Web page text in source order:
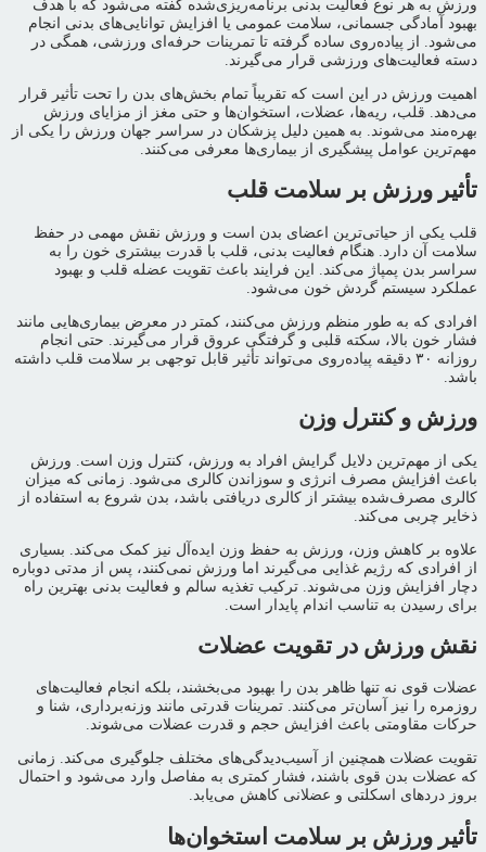
ورزش به هر نوع فعالیت بدنی برنامه‌ریزی‌شده گفته می‌شود که با هدف
بهبود آمادگی جسمانی، سلامت عمومی یا افزایش توانایی‌های بدنی انجام
می‌شود. از پیاده‌روی ساده گرفته تا تمرینات حرفه‌ای ورزشی، همگی در
دسته فعالیت‌های ورزشی قرار می‌گیرند.
اهمیت ورزش در این است که تقریباً تمام بخش‌های بدن را تحت تأثیر قرار
می‌دهد. قلب، ریه‌ها، عضلات، استخوان‌ها و حتی مغز از مزایای ورزش
بهره‌مند می‌شوند. به همین دلیل پزشکان در سراسر جهان ورزش را یکی از
مهم‌ترین عوامل پیشگیری از بیماری‌ها معرفی می‌کنند.
تأثیر ورزش بر سلامت قلب
قلب یکی از حیاتی‌ترین اعضای بدن است و ورزش نقش مهمی در حفظ
سلامت آن دارد. هنگام فعالیت بدنی، قلب با قدرت بیشتری خون را به
سراسر بدن پمپاژ می‌کند. این فرایند باعث تقویت عضله قلب و بهبود
عملکرد سیستم گردش خون می‌شود.
افرادی که به طور منظم ورزش می‌کنند، کمتر در معرض بیماری‌هایی مانند
فشار خون بالا، سکته قلبی و گرفتگی عروق قرار می‌گیرند. حتی انجام
روزانه ۳۰ دقیقه پیاده‌روی می‌تواند تأثیر قابل توجهی بر سلامت قلب داشته
باشد.
ورزش و کنترل وزن
یکی از مهم‌ترین دلایل گرایش افراد به ورزش، کنترل وزن است. ورزش
باعث افزایش مصرف انرژی و سوزاندن کالری می‌شود. زمانی که میزان
کالری مصرف‌شده بیشتر از کالری دریافتی باشد، بدن شروع به استفاده از
ذخایر چربی می‌کند.
علاوه بر کاهش وزن، ورزش به حفظ وزن ایده‌آل نیز کمک می‌کند. بسیاری
از افرادی که رژیم غذایی می‌گیرند اما ورزش نمی‌کنند، پس از مدتی دوباره
دچار افزایش وزن می‌شوند. ترکیب تغذیه سالم و فعالیت بدنی بهترین راه
برای رسیدن به تناسب اندام پایدار است.
نقش ورزش در تقویت عضلات
عضلات قوی نه تنها ظاهر بدن را بهبود می‌بخشند، بلکه انجام فعالیت‌های
روزمره را نیز آسان‌تر می‌کنند. تمرینات قدرتی مانند وزنه‌برداری، شنا و
حرکات مقاومتی باعث افزایش حجم و قدرت عضلات می‌شوند.
تقویت عضلات همچنین از آسیب‌دیدگی‌های مختلف جلوگیری می‌کند. زمانی
که عضلات بدن قوی باشند، فشار کمتری به مفاصل وارد می‌شود و احتمال
بروز دردهای اسکلتی و عضلانی کاهش می‌یابد.
تأثیر ورزش بر سلامت استخوان‌ها